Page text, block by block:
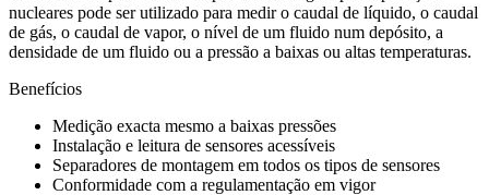
nucleares pode ser utilizado para medir o caudal de líquido, o caudal
de gás, o caudal de vapor, o nível de um fluido num depósito, a
densidade de um fluido ou a pressão a baixas ou altas temperaturas.
Benefícios
Medição exacta mesmo a baixas pressões
Instalação e leitura de sensores acessíveis
Separadores de montagem em todos os tipos de sensores
Conformidade com a regulamentação em vigor